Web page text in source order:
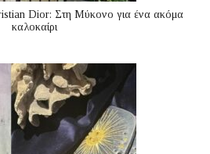
Dior: Στη Μύκονο για ένα ακόμα
καλοκαίρι